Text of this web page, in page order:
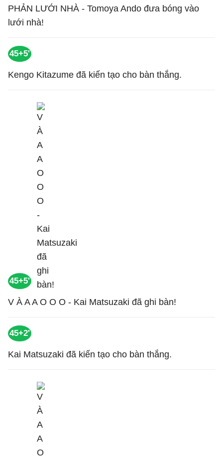
PHẢN LƯỚI NHÀ - Tomoya Ando đưa bóng vào
lưới nhà!
45+5'
Kengo Kitazume đã kiến tạo cho bàn thắng.
45+5'
V À A A O O O - Kai Matsuzaki đã ghi bàn!
45+2'
Kai Matsuzaki đã kiến tạo cho bàn thắng.